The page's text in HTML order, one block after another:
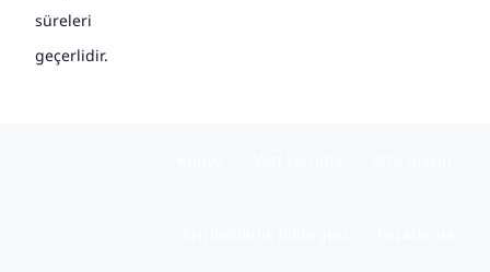
süreleri
geçerlidir.